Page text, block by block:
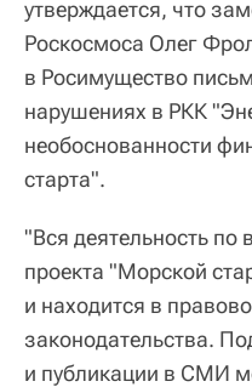
утверждается, что
Роскосмоса Олег
в Росимущество
нарушениях в РКК
необоснованности
старта".
"Вся деятельность по
проекта "Морской
и находится в
законодательства.
и публикации в СМИ